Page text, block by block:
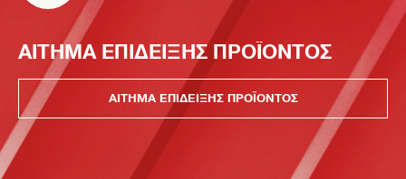
ΑΙΤΗΜΑ ΕΠΙΔΕΙΞΗΣ ΠΡΟΪΟΝΤΟΣ
ΑΙΤΗΜΑ ΕΠΙΔΕΙΞΗΣ ΠΡΟΪΟΝΤΟΣ